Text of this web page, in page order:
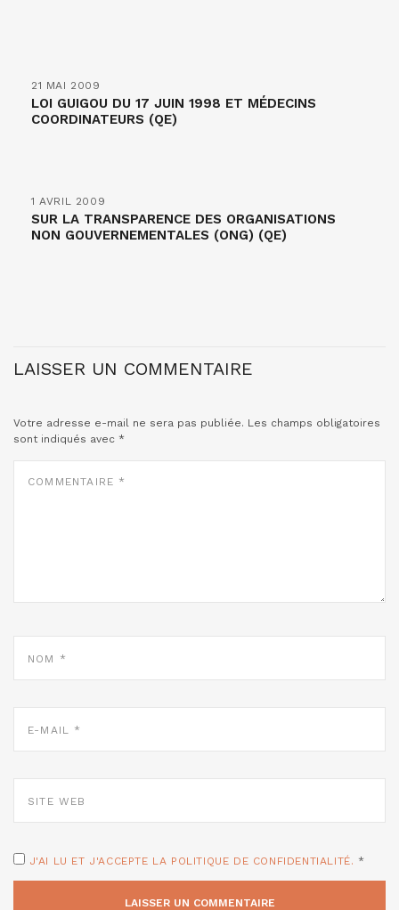
21 MAI 2009
LOI GUIGOU DU 17 JUIN 1998 ET MÉDECINS
COORDINATEURS (QE)
1 AVRIL 2009
SUR LA TRANSPARENCE DES ORGANISATIONS
NON GOUVERNEMENTALES (ONG) (QE)
LAISSER UN COMMENTAIRE
Votre adresse e-mail ne sera pas publiée. Les champs obligatoires
sont indiqués avec *
MAIL
WEB
J'AI LU ET J'ACCEPTE LA POLITIQUE DE CONFIDENTIALITÉ. *